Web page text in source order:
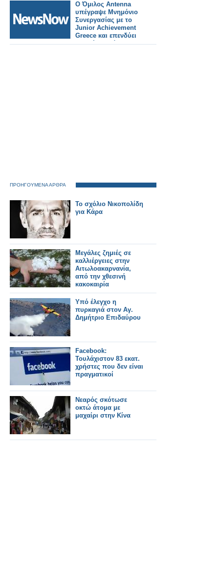
Ο Όμιλος Antenna
υπέγραψε Μνημόνιο
Συνεργασίας με το
Junior Achievement
Greece και επενδύει
στη νέα γενιά
ΠΡΟΗΓΟΥΜΕΝΑ ΑΡΘΡΑ
Το σχόλιο Νικοπολίδη
για Κάρα
Μεγάλες ζημιές σε
καλλιέργειες στην
Αιτωλοακαρνανία,
από την χθεσινή
κακοκαιρία
Υπό έλεγχο η
πυρκαγιά στον Αγ.
Δημήτριο Επιδαύρου
Facebook:
Τουλάχιστον 83 εκατ.
χρήστες που δεν είναι
πραγματικοί
Νεαρός σκότωσε
οκτώ άτομα με
μαχαίρι στην Κίνα